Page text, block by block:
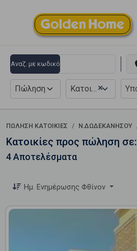
Αναζ. με κωδικό
Πώληση ×
Κατοικία
ΠΏΛΗΣΗ ΚΑΤΟΙΚΊΕΣ Ν.ΔΩΔΕΚΑΝΗΣΟΥ
Κατοικίες προς πώληση
4 Αποτελέσματα
Ημ. Ενημέρωσης Φθίνον